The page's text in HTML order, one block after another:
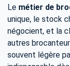
Le métier de
unique, le stock
négocient, et la
autres
souvent légère